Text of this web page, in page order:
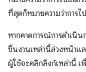
ที่สุดก็หมายความว่าการไ
หากคาดการณ์การดําเนิ
ชิ้นงานเหล่านี้ล่วงหน้าแ
ผู้ใช้จะคลิกลิงก์เหล่านี้ เ